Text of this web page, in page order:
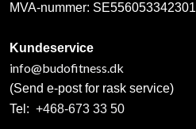
MVA-nummer: SE556053342301
Kundeservice
info@budofitness.dk
(Send e-post for rask service)
Tel: +468-673 33 50